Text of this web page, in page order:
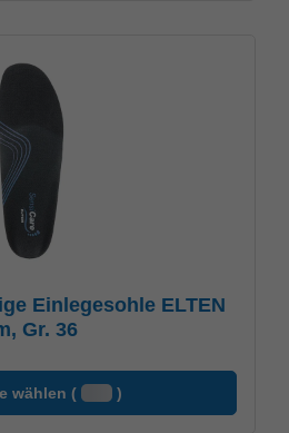
Einlegesohle ELTEN
Gr. 36
wählen ( )